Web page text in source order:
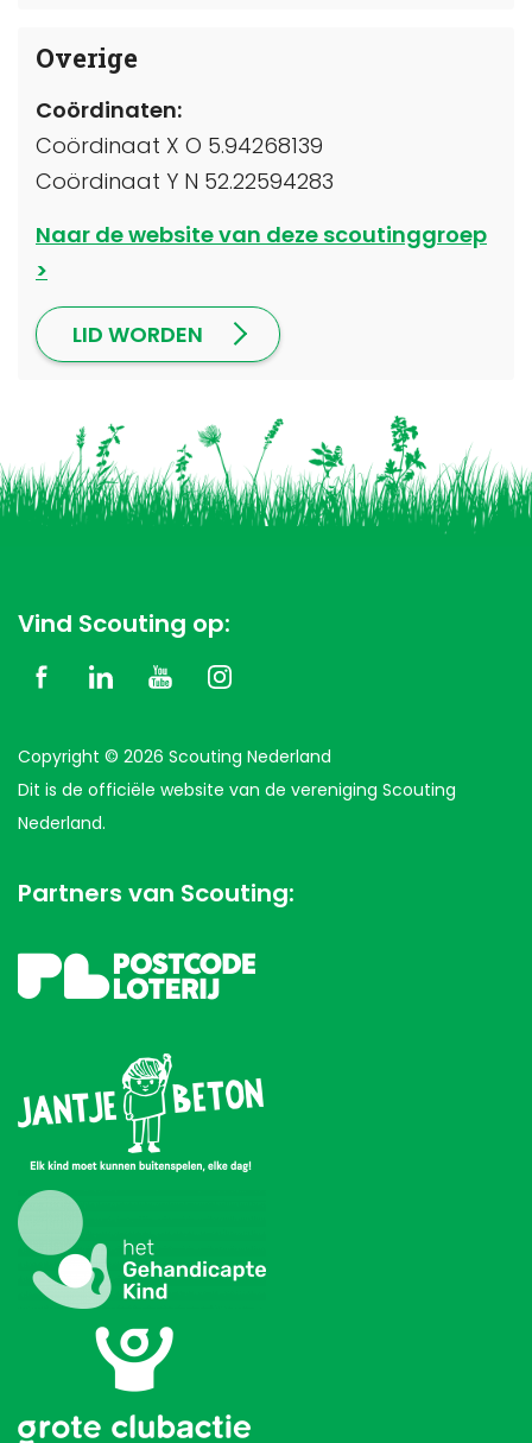
Overige
Coördinaten:
Coördinaat X O 5.94268139
Coördinaat Y N 52.22594283
Naar de website van deze scoutinggroep
LID WORDEN
Vind Scouting op:
Copyright © 2026 Scouting Nederland
Dit is de officiële website van de vereniging Scouting
Nederland.
Partners van Scouting: